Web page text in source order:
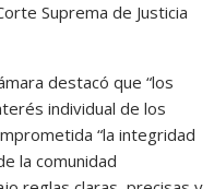
Suprema de Justicia
destacó que “los
individual de los
“la integridad
la comunidad